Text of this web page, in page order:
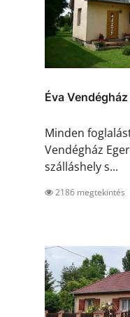
Éva
Minden
Vendégház
szálláshely s...
2186 megtekintés